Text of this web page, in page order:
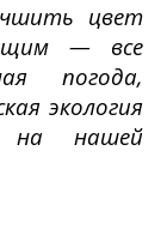
— все
погода,
экология
нашей